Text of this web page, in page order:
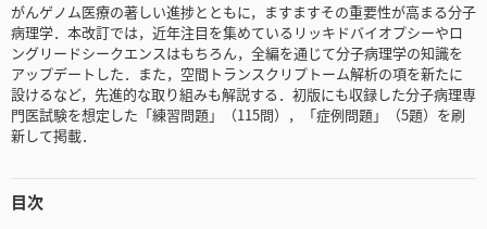
がんゲノム医療の著しい進捗とともに，ますますその重要性が高まる分子
病理学．本改訂では，近年注目を集めているリッキドバイオプシーやロ
ングリードシークエンスはもちろん，全編を通じて分子病理学の知識を
アップデートした．また，空間トランスクリプトーム解析の項を新たに
設けるなど，先進的な取り組みも解説する．初版にも収録した分子病理専
門医試験を想定した「練習問題」（115問），「症例問題」（5題）を刷
新して掲載．
目次